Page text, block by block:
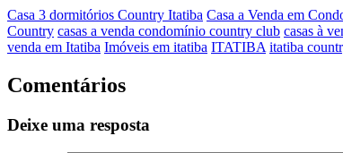
Casa 3 dormitórios Country Itatiba Casa a Venda em
Country casas a venda condomínio country club casas à
venda em Itatiba Imóveis em itatiba ITATIBA itatiba
Comentários
Deixe uma resposta